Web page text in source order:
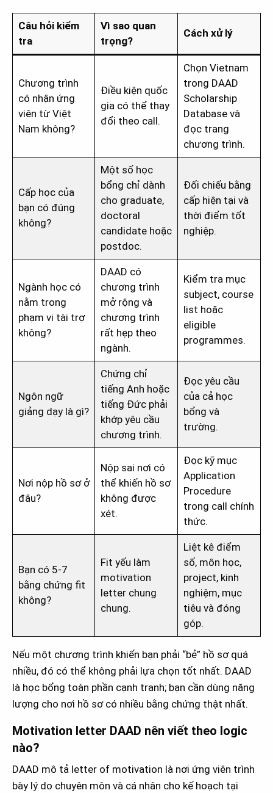
Câu hỏi kiểm
tra
Vì sao quan
trọng?
Cách xử lý
Chương trình
có nhận ứng
viên từ Việt
Nam không?
Điều kiện quốc
gia có thể thay
đổi theo call.
Chọn Vietnam
trong DAAD
Scholarship
Database và
đọc trang
chương trình.
Cấp học của
bạn có đúng
không?
Một số học
bổng chỉ dành
cho graduate,
doctoral
candidate hoặc
postdoc.
Đối chiếu bằng
cấp hiện tại và
thời điểm tốt
nghiệp.
Ngành học có
nằm trong
phạm vi tài trợ
không?
DAAD có
chương trình
mở rộng và
chương trình
rất hẹp theo
ngành.
Kiểm tra mục
subject, course
list hoặc
eligible
programmes.
Ngôn ngữ
giảng dạy là gì?
Chứng chỉ
tiếng Anh hoặc
tiếng Đức phải
khớp yêu cầu
chương trình.
Đọc yêu cầu
của cả học
bổng và
trường.
Nơi nộp hồ sơ ở
đâu?
Nộp sai nơi có
thể khiến hồ sơ
không được
xét.
Đọc kỹ mục
Application
Procedure
trong call chính
thức.
Bạn có 5-7
bằng chứng fit
không?
Fit yếu làm
motivation
letter chung
chung.
Liệt kê điểm
số, môn học,
project, kinh
nghiệm, mục
tiêu và đóng
góp.
Nếu một chương trình khiến bạn phải “bẻ” hồ sơ quá
nhiều, đó có thể không phải lựa chọn tốt nhất. DAAD
là học bổng toàn phần cạnh tranh; bạn cần dùng năng
lượng cho nơi hồ sơ có nhiều bằng chứng thật nhất.
Motivation letter DAAD nên viết theo logic
nào?
DAAD mô tả letter of motivation là nơi ứng viên trình
bày lý do chuyên môn và cá nhân cho kế hoạch tại